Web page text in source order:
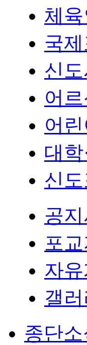
체
국
신
어
어
대학
신
공
포
자
갤러
종단소